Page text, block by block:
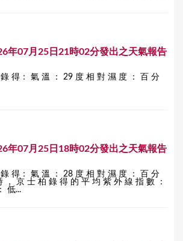
年07月25日21時02分發出之天氣報告
得： 氣 溫 ： 29 度 相 對 濕 度 ： 百 分
年07月25日18時02分發出之天氣報告
錄 得： 氣 溫 ： 28 度 相 對 濕 度 ： 百 分
， 京 士 柏 錄 得 的 平 均 紫 外 線 指 數 ：
低...